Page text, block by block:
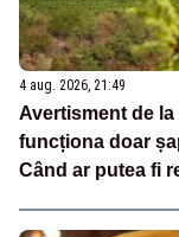
4 aug. 2026, 21:49
Avertisment de
funcționa doar
Când ar putea fi